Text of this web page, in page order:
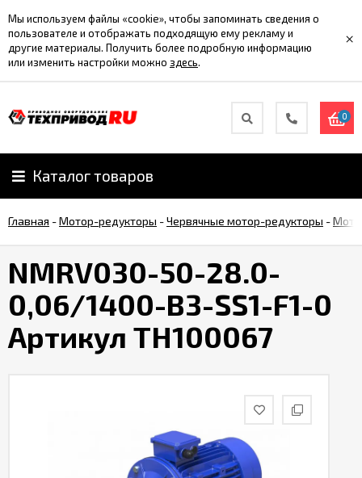
Мы используем файлы «cookie», чтобы запоминать сведения о
пользователе и отображать подходящую ему рекламу и
другие материалы. Получить более подробную информацию
или изменить настройки можно здесь.
×
0
Каталог товаров
Главная -Мотор-редукторы -Червячные мотор-редукторы -
NMRV030-50-28.0-
0,06/1400-B3-SS1-F1-0
Артикул TH100067